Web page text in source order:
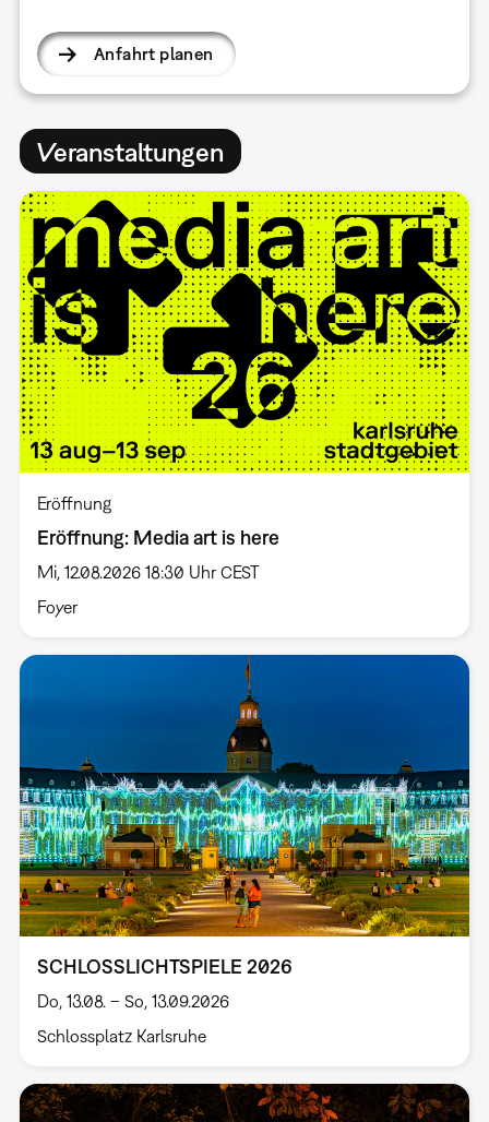
Anfahrt planen
Veranstaltungen
Eröffnung
Eröffnung: Media art is here
Mi, 12.08.2026 18:30 Uhr CEST
Foyer
SCHLOSSLICHTSPIELE 2026
Do, 13.08. – So, 13.09.2026
Schlossplatz Karlsruhe